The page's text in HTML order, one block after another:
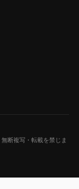
無断複写・転載を禁じま